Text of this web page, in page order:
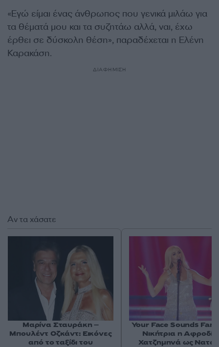
«Εγώ είμαι ένας άνθρωπος που γενικά μιλάω για
τα θέματά μου και τα συζητάω αλλά, ναι, έχω
έρθει σε δύσκολη θέση», παραδέχεται η Ελένη
Καρακάση.
ΔΙΑΦΗΜΙΣΗ
Αν τα χάσατε
Μαρίνα Σταυράκη –
Μπουλέντ Οζκάντ: Εικόνες
από το ταξίδι του
Your Face Sounds
Νικήτρια η
Χατζημηνά ως